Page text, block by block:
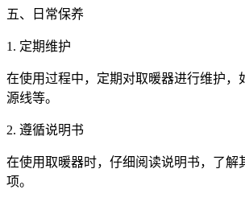
五、日常保养
1. 定期维护
在使用过程中，定期对取暖器进行维护，
源线等。
2. 遵循说明书
在使用取暖器时，仔细阅读说明书，了解
项。